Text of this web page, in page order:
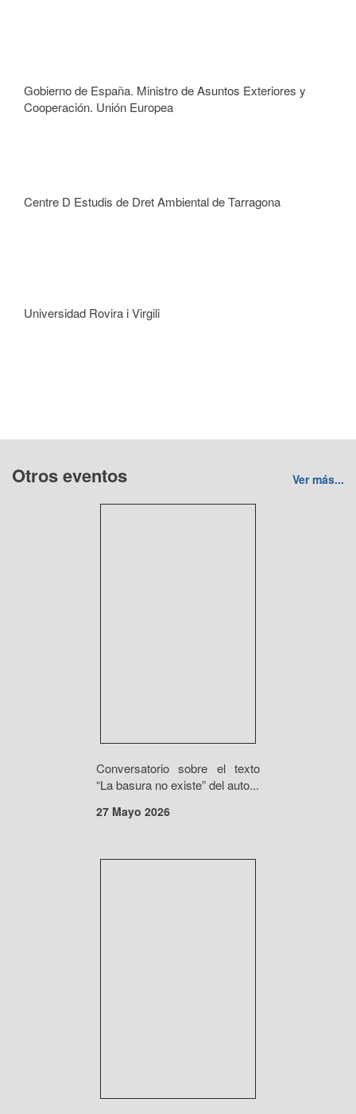
Gobierno de España. Ministro de Asuntos Exteriores y
Cooperación. Unión Europea
Centre D Estudis de Dret Ambiental de Tarragona
Universidad Rovira i Virgili​
Otros eventos Ver más...
Conversatorio sobre el texto
“La basura no existe” del auto...
27 Mayo 2026